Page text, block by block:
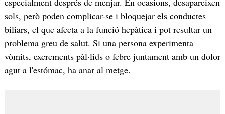
sols, però poden complicar-se i bloquejar els conductes
biliars, el que afecta a la funció hepàtica i pot resultar un
problema greu de salut. Si una persona experimenta
vòmits, excrements pàl·lids o febre juntament amb un dolor
agut a l'estómac, ha anar al metge.